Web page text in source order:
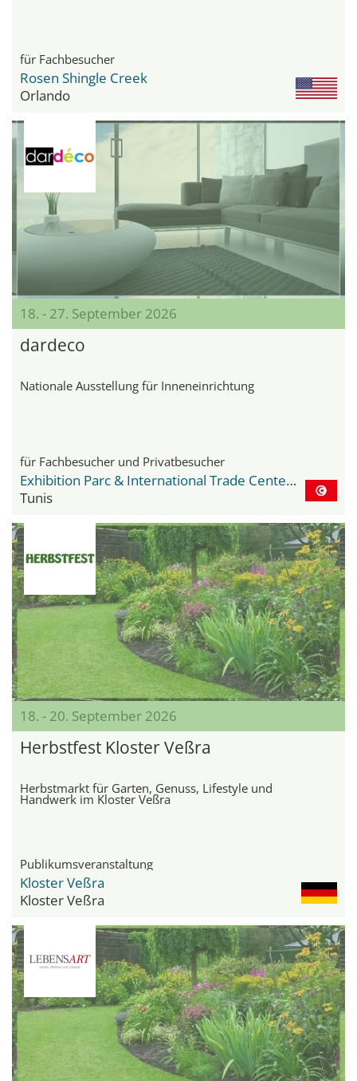
für Fachbesucher
Rosen Shingle Creek
Orlando
18. - 27. September 2026
dardeco
Nationale Ausstellung für Inneneinrichtung
für Fachbesucher und Privatbesucher
Exhibition Parc & International Trade Center Le Kram
Tunis
18. - 20. September 2026
Herbstfest Kloster Veßra
Herbstmarkt für Garten, Genuss, Lifestyle und
Handwerk im Kloster Veßra
Publikumsveranstaltung
Kloster Veßra
Kloster Veßra